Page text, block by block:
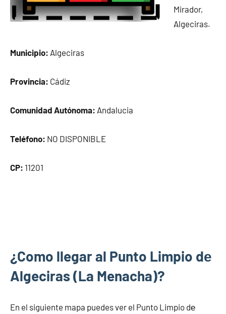
Mirador,
Algeciras.
Municipio: Algeciras
Provincia: Cádiz
Comunidad Autónoma: Andalucia
Teléfono: NO DISPONIBLE
CP: 11201
¿Como llegar al Punto Limpio dе
Algeciras (La Menacha)?
En el siguiente mapa puedes ver el Punto Limpio dе